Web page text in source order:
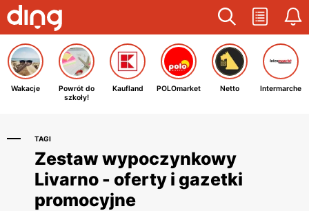
Wakacje
Powrót do
szkoły!
Kaufland POLOmarket Netto Intermarche
TAGI
Zestaw wypoczynkowy
Livarno - oferty i gazetki
promocyjne